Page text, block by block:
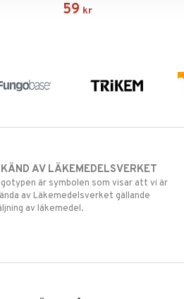
59 kr
AV LÄKEMEDELSVERKET
är symbolen som visar att vi är
av Läkemedelsverket gällande
av läkemedel.